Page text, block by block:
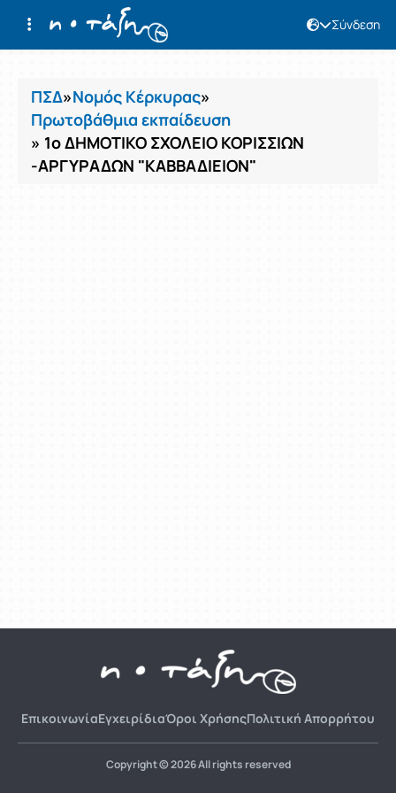
Σύνδεση
Μαθήματα
ΠΣΔ»Νομός Κέρκυρας»
Πρωτοβάθμια εκπαίδευση
» 1ο ΔΗΜΟΤΙΚΟ ΣΧΟΛΕΙΟ ΚΟΡΙΣΣΙΩΝ
-ΑΡΓΥΡΑΔΩΝ "ΚΑΒΒΑΔΙΕΙΟΝ"
ΕπικοινωνίαΕγχειρίδιαΌροι ΧρήσηςΠολιτική Απορρήτου
Copyright © 2026 All rights reserved